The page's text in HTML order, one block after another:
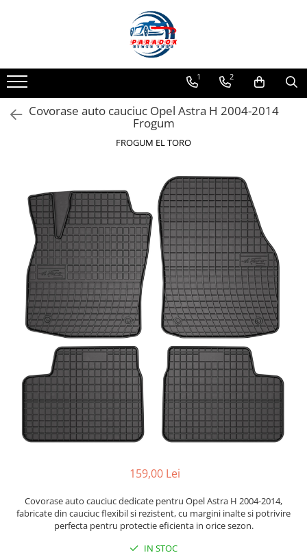
ACCESORII AUTO
Abtibild / Sticker Auto
Baby on Board
Accesorii Camping
Accesorii Curatare Auto
Accesorii Sezon Rece
Accesorii Siguranta Auto
Banda Reflectorizanta
Bare Portbagaj
Brelocuri Auto Metalice Chei
Capace Prezoane
Carcase Chei Auto
Carcasa cheie Audi
Carcasa cheie Bmw
Carcasa cheie Dacia
Carcasa Cheie Fiat
Carcasa Cheie Mercedes Benz
Carcasa Cheie Opel
Carcasa Cheie Peugeot
1 2
Covorase auto cauciuc Opel Astra H 2004-2014
Frogum
FROGUM EL TORO
159,00 Lei
Covorase auto cauciuc dedicate pentru Opel Astra H 2004-2014,
fabricate din cauciuc flexibil si rezistent, cu margini inalte si potrivire
perfecta pentru protectie eficienta in orice sezon.
IN STOC